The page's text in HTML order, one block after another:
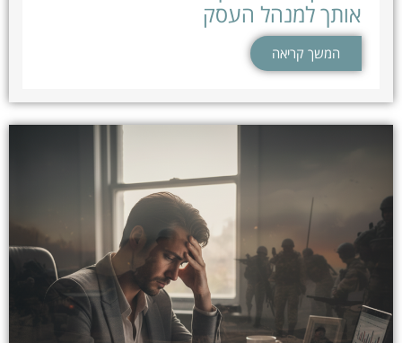
אותך למנהל העסק
המשך קריאה